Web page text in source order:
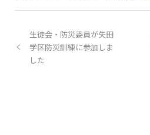
生徒会・防災委員が矢田
学区防災訓練に参加しま
した